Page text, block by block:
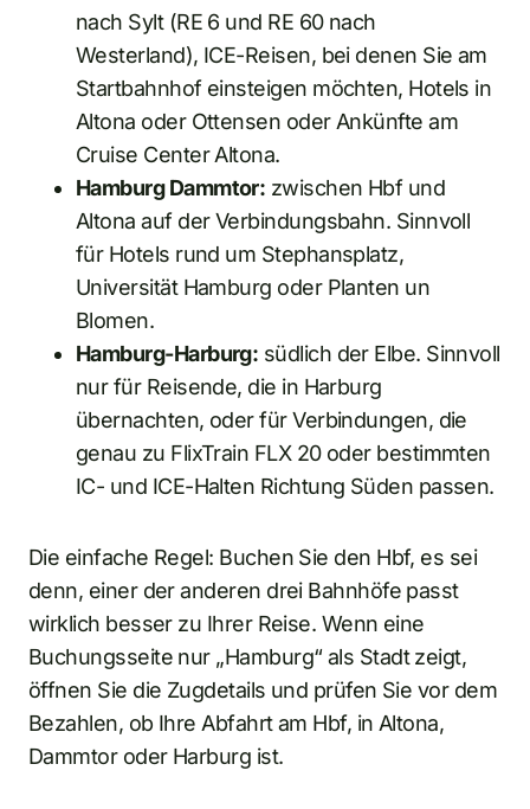
nach Sylt (RE 6 und RE 60 nach
Westerland), ICE-Reisen, bei denen Sie am
Startbahnhof einsteigen möchten, Hotels in
Altona oder Ottensen oder Ankünfte am
Cruise Center Altona.
Hamburg Dammtor: zwischen Hbf und
Altona auf der Verbindungsbahn. Sinnvoll
für Hotels rund um Stephansplatz,
Universität Hamburg oder Planten un
Blomen.
Hamburg-Harburg: südlich der Elbe. Sinnvoll
nur für Reisende, die in Harburg
übernachten, oder für Verbindungen, die
genau zu FlixTrain FLX 20 oder bestimmten
IC- und ICE-Halten Richtung Süden passen.
Die einfache Regel: Buchen Sie den Hbf, es sei
denn, einer der anderen drei Bahnhöfe passt
wirklich besser zu Ihrer Reise. Wenn eine
Buchungsseite nur „Hamburg“ als Stadt zeigt,
öffnen Sie die Zugdetails und prüfen Sie vor dem
Bezahlen, ob Ihre Abfahrt am Hbf, in Altona,
Dammtor oder Harburg ist.